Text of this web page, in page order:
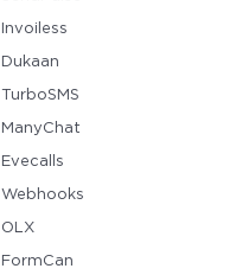
Invoiless
Dukaan
TurboSMS
ManyChat
Evecalls
Webhooks
OLX
FormCan